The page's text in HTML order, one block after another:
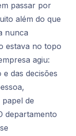
passar por
além do que
nunca
estava no topo
agiu:
das decisões
de
departamento